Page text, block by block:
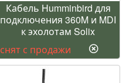
Кабель Humminbird для
подключения 360M и MDI
к эхолотам Solix
снят с продажи